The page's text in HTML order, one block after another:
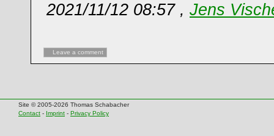
2021/11/12 08:57 , Jens
Leave a comment
Site © 2005-2026 Thomas Schabacher
Contact - Imprint - Privacy Policy